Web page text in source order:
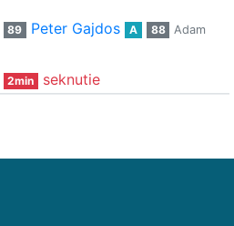
89 Peter Gajdos A 88
Adam
2min seknutie